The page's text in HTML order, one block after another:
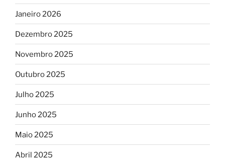
Janeiro 2026
Dezembro 2025
Novembro 2025
Outubro 2025
Julho 2025
Junho 2025
Maio 2025
Abril 2025